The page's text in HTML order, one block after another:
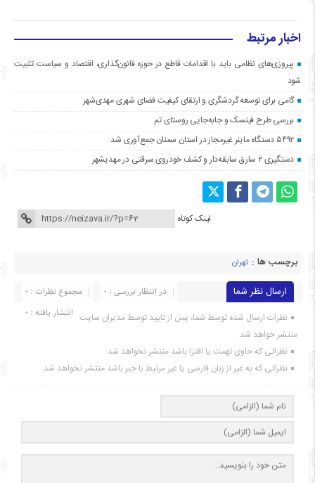
اخبار مرتبط
پیروزی‌های نظامی باید با اقدامات قاطع در حوزه قانون‌گذاری، اقتصاد و سیاست تثبیت
شود
گامی برای توسعه گردشگری و ارتقای کیفیت فضای شهری مهدی‌شهر
بررسی طرح فینسک و جابه‌جایی روستای تم
۵۴۹۲ دستگاه ماینر غیرمجاز در استان سمنان جمع‌آوری شد
دستگیری ۲ سارق سابقه‌دار و کشف خودروی سرقتی در مهدیشهر
لینک کوتاه
برچسب ها : تهران
ارسال نظر شما مجموع نظرات : 0
در انتظار بررسی : 0
انتشار یافته : ۰ نظرات ارسال شده توسط شما، پس از تایید توسط مدیران سایت
منتشر خواهد شد.
نظراتی که حاوی تهمت یا افترا باشد منتشر نخواهد شد.
نظراتی که به غیر از زبان فارسی یا غیر مرتبط با خبر باشد منتشر نخواهد شد.